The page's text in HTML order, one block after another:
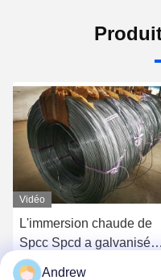
Vidéo
L'immersion chaude de
Spcc Spcd a galvanisé
l'épaisseur enroulée de la
Andrew